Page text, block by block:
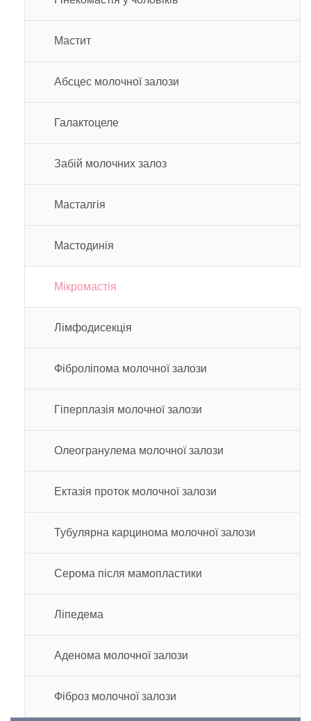
Мастит
Абсцес молочної залози
Галактоцеле
Забій молочних залоз
Масталгія
Мастодинія
Мікромастія
Лімфодисекція
Фіброліпома молочної залози
Гіперплазія молочної залози
Олеогранулема молочної залози
Ектазія проток молочної залози
Тубулярна карцинома молочної залози
Серома після мамопластики
Ліпедема
Аденома молочної залози
Фіброз молочної залози